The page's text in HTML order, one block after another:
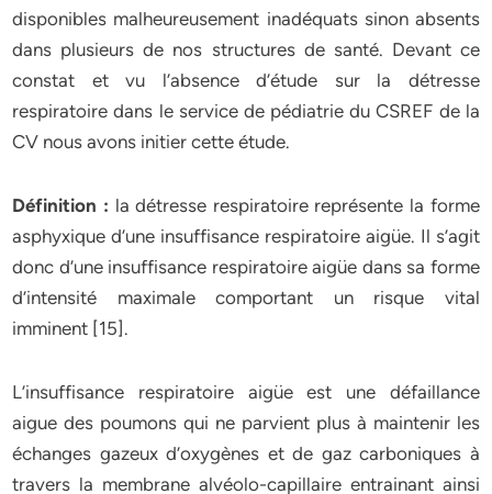
disponibles malheureusement inadéquats sinon absents
dans plusieurs de nos structures de santé. Devant ce
constat et vu l’absence d’étude sur la détresse
respiratoire dans le service de pédiatrie du CSREF de la
CV nous avons initier cette étude.
Définition : la détresse respiratoire représente la forme
asphyxique d’une insuffisance respiratoire aigüe. Il s’agit
donc d’une insuffisance respiratoire aigüe dans sa forme
d’intensité maximale comportant un risque vital
imminent [15].
L’insuffisance respiratoire aigüe est une défaillance
aigue des poumons qui ne parvient plus à maintenir les
échanges gazeux d’oxygènes et de gaz carboniques à
travers la membrane alvéolo-capillaire entrainant ainsi